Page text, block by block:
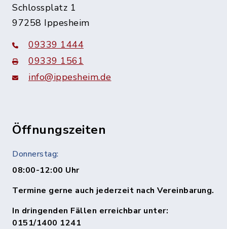
Schlossplatz 1
97258 Ippesheim
09339 1444
09339 1561
info@ippesheim.de
Öffnungszeiten
Donnerstag:
08:00-12:00 Uhr
Termine gerne auch jederzeit nach Vereinbarung.
In dringenden Fällen erreichbar unter:
0151/1400 1241